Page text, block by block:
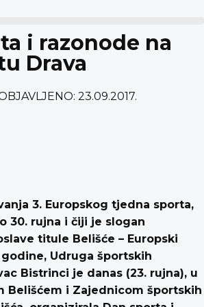
i razonode na
Drava
23.09.2017.
3. Europskog tjedna sporta,
30. rujna i čiji je slogan
titule Belišće – Europski
godine, Udruga športskih
Bistrinci je danas (23. rujna), u
Belišćem i Zajednicom športskih